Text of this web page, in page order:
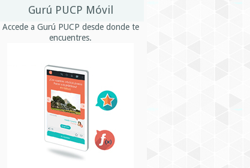
Gurú PUCP Móvil
Accede a Gurú PUCP desde donde te
encuentres.